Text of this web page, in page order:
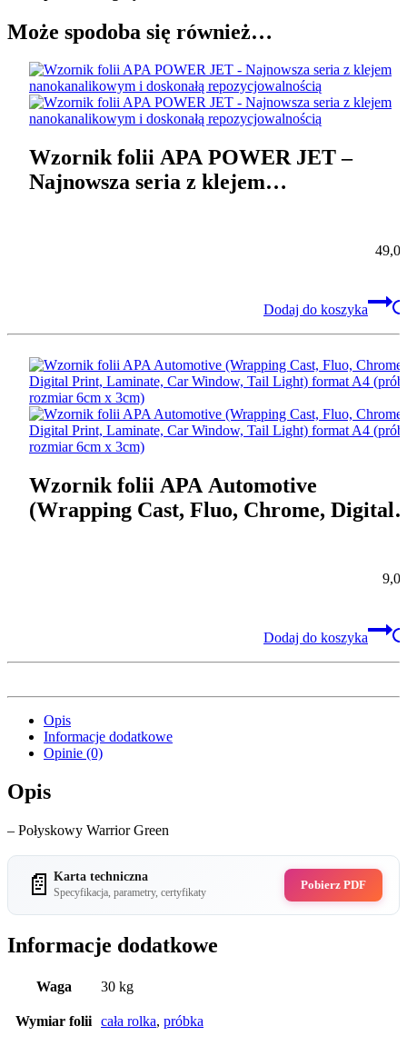
Może spodoba się również…
Wzornik folii APA POWER JET –
Najnowsza seria z klejem
Dodaj do koszyka
Wzornik folii APA Automotive
(Wrapping Cast, Fluo, Chrome, Digital
Dodaj do koszyka
Opis
Informacje dodatkowe
Opinie (0)
Opis
– Połyskowy Warrior Green
📄 Karta techniczna
Specyfikacja, parametry, certyfikaty
Pobierz PDF
Informacje dodatkowe
Waga 30 kg
Wymiar folii cała rolka, próbka